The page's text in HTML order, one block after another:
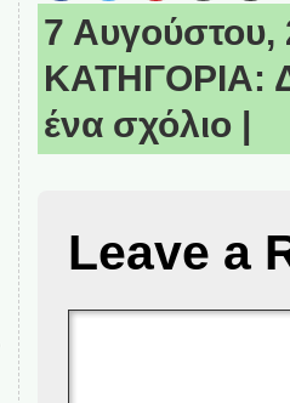
7 Αυγούστου,
ΚΑΤΗΓΟΡΙΑ:
ένα σχόλιο
Leave a